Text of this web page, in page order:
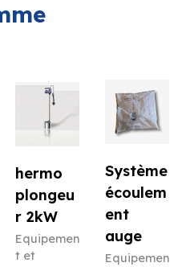
hermo
plongeu
r 2kW
Equipemen
t et
Système
écoulem
ent
auge
Equipemen